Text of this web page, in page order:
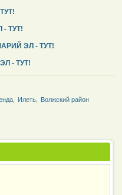
ТУТ!
ЭЛ - ТУТ!
- ТУТ!
Илеть Волжский район